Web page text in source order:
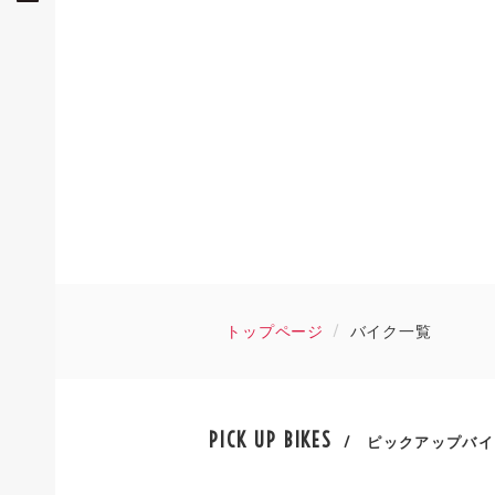
トップページ バイク一覧
PICK UP BIKES / ピックアップバ